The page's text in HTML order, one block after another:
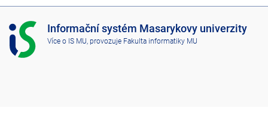
I
S
M
Informační systém Masarykovy univerzity
Více o IS MU , provozuje Fakulta informatiky MU